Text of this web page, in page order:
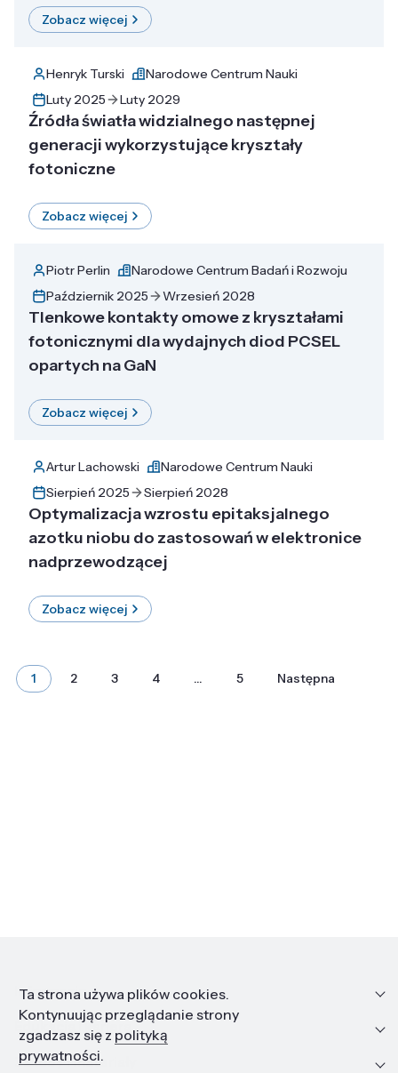
Zobacz więcej
Źródła światła widzialnego następnej
generacji wykorzystujące kryształy
fotoniczne
Zobacz więcej
Henryk Turski
Narodowe Centrum Nauki
Luty 2025
Luty 2029
Tlenkowe kontakty omowe z kryształami
fotonicznymi dla wydajnych diod PCSEL
opartych na GaN
Zobacz więcej
Piotr Perlin
Narodowe Centrum Badań i Rozwoju
Październik 2025
Wrzesień 2028
Optymalizacja wzrostu epitaksjalnego
azotku niobu do zastosowań w elektronice
nadprzewodzącej
Zobacz więcej
Artur Lachowski
Narodowe Centrum Nauki
Sierpień 2025
Sierpień 2028
1 2 3 4 … 5 Następna
Informacje
Edukacja i kariera
Zasoby i materiały
Ta strona używa plików cookies.
Kontynuując przeglądanie strony
zgadzasz się z polityką
prywatności.